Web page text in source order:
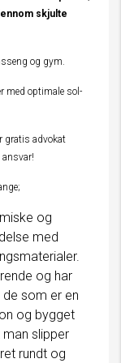
skjulte
og gym.
med optimale sol-
gratis advokat
og
med
og har
som er en
og bygget
slipper
rundt og